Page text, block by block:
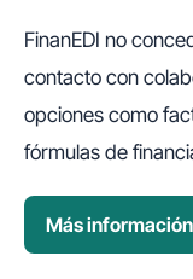
FinanEDI no
contacto con
opciones como
fórmulas de
Más información